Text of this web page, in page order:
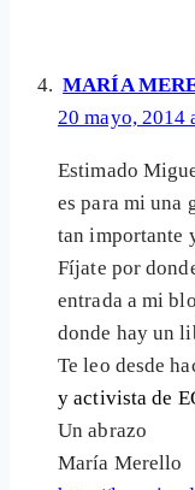
MARÍA
20 mayo, 2014
Estimado
es para mi una
tan importante
Fíjate por
entrada a mi
donde hay un
Te leo desde
y activista de
Un abrazo
María Merello